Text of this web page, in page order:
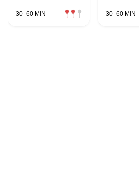
30–60 MIN 30–60 MIN